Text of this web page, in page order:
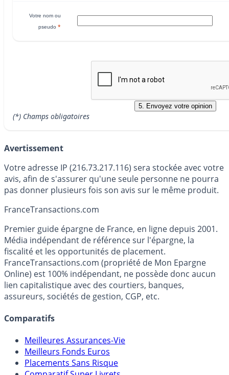
Votre nom ou
pseudo *
(*) Champs obligatoires
Avertissement
Votre adresse IP (216.73.217.116) sera stockée avec votre
avis, afin de s'assurer qu'une seule personne ne pourra
pas donner plusieurs fois son avis sur le même produit.
FranceTransactions.com
Premier guide épargne de France, en ligne depuis 2001.
Média indépendant de référence sur l'épargne, la
fiscalité et les opportunités de placement.
FranceTransactions.com (propriété de Mon Epargne
Online) est 100% indépendant, ne possède donc aucun
lien capitalistique avec des courtiers, banques,
assureurs, sociétés de gestion, CGP, etc.
Comparatifs
Meilleures Assurances-Vie
Meilleurs Fonds Euros
Placements Sans Risque